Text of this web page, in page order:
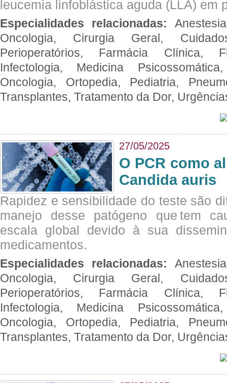
leucemia linfoblástica aguda (LLA) em
Especialidades relacionadas:
Oncologia, Cirurgia Geral,
Perioperatórios, Farmácia Clínica,
Infectologia, Medicina
Oncologia, Ortopedia, Pediatria,
Transplantes, Tratamento da Dor,
27/05/2025
O PCR como
Candida auris
Rapidez e sensibilidade do teste são
manejo desse patógeno que tem
escala global devido à sua
medicamentos.
Especialidades relacionadas:
Oncologia, Cirurgia Geral,
Perioperatórios, Farmácia Clínica,
Infectologia, Medicina
Oncologia, Ortopedia, Pediatria,
Transplantes, Tratamento da Dor,